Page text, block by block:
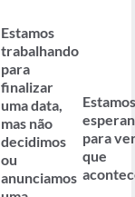
Estamos
trabalhando
para
finalizar
uma data,
mas não
decidimos
ou
anunciamos
Estamos
para
que